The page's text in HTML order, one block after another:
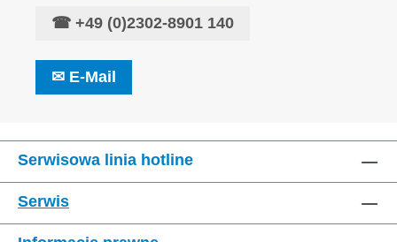
☎ +49 (0)2302-8901 140
✉ E-Mail
Serwisowa linia hotline
Serwis